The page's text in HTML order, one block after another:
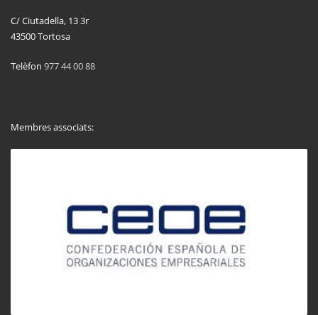
C/ Ciutadella, 13 3r
43500 Tortosa
Telèfon 977 44 00 88
Membres associats: